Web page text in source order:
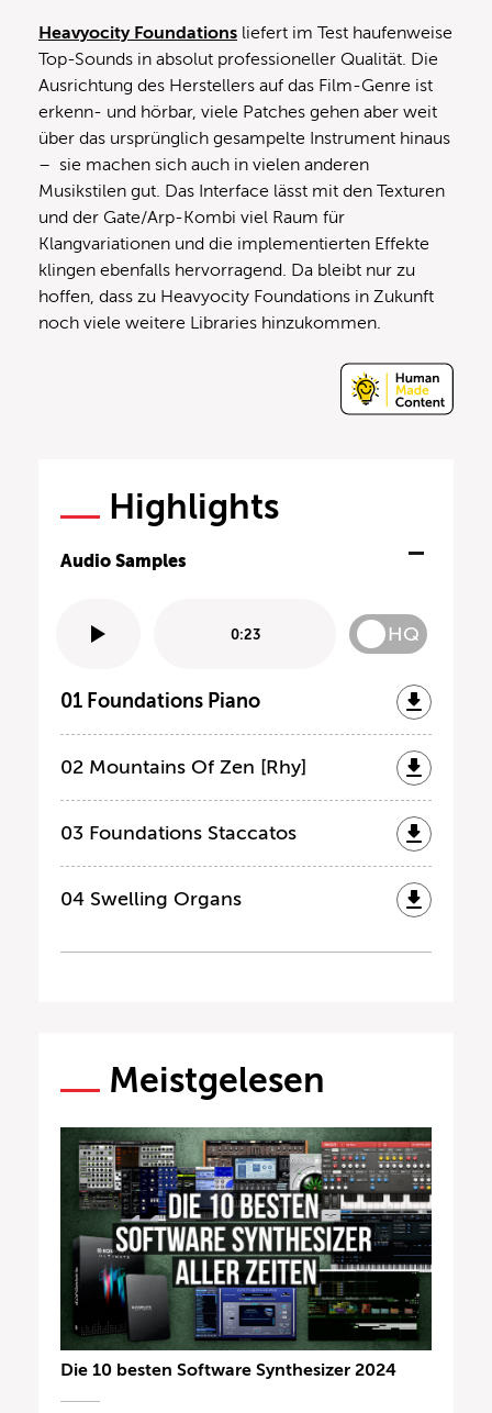
Heavyocity Foundations liefert im Test haufenweise
Top-Sounds in absolut professioneller Qualität. Die
Ausrichtung des Herstellers auf das Film-Genre ist
erkenn- und hörbar, viele Patches gehen aber weit
über das ursprünglich gesampelte Instrument hinaus
– sie machen sich auch in vielen anderen
Musikstilen gut. Das Interface lässt mit den Texturen
und der Gate/Arp-Kombi viel Raum für
Klangvariationen und die implementierten Effekte
klingen ebenfalls hervorragend. Da bleibt nur zu
hoffen, dass zu Heavyocity Foundations in Zukunft
noch viele weitere Libraries hinzukommen.
Highlights
Audio Samples
0:23 HQ
01 Foundations Piano
02 Mountains Of Zen [Rhy]
03 Foundations Staccatos
04 Swelling Organs
Meistgelesen
Die 10 besten Software Synthesizer 2024